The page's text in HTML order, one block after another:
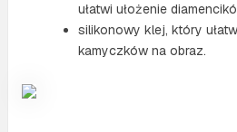
ułatwi ułożenie
silikonowy klej, który
kamyczków na obraz.